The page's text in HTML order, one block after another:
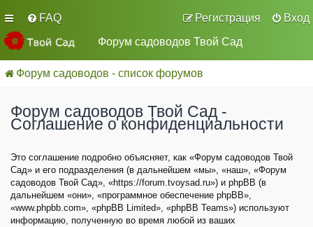
FAQ Вход
Регистрация
Форум садоводов Твой Сад
Форум садоводов - список форумов
Форум садоводов Твой Сад -
Соглашение о конфиденциальности
Это соглашение подробно объясняет, как «Форум садоводов Твой
Сад» и его подразделения (в дальнейшем «мы», «наш», «Форум
садоводов Твой Сад», «https://forum.tvoysad.ru») и phpBB (в
дальнейшем «они», «программное обеспечение phpBB»,
«www.phpbb.com», «phpBB Limited», «phpBB Teams») используют
информацию, полученную во время любой из ваших